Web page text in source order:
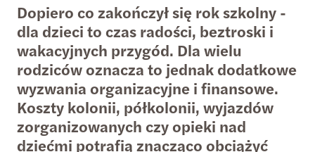
Dopiero co zakończył się rok szkolny -
dla dzieci to czas radości, beztroski i
wakacyjnych przygód. Dla wielu
rodziców oznacza to jednak dodatkowe
wyzwania organizacyjne i finansowe.
Koszty kolonii, półkolonii, wyjazdów
zorganizowanych czy opieki nad
dziećmi potrafią znacząco obciążyć